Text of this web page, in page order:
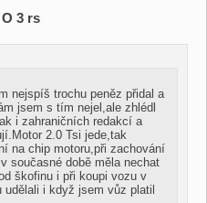
3 rs
nejspíš trochu peněz přidal a
jsem s tím nejel,ale zhlédl
i zahraničních redakcí a
2.0 Tsi jede,tak
na chip motoru,při zachování
současné době měla nechat
škofinu i při koupi vozu v
i když jsem vůz platil